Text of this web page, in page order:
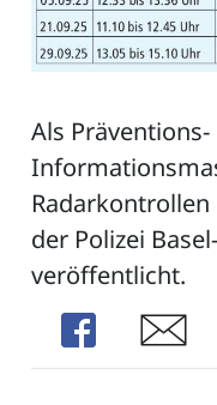
Als Präventions-
der Polizei
veröffentlicht.
Share
Share